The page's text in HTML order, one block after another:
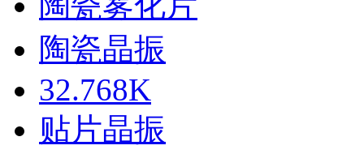
陶瓷晶振
32.768K
贴片晶振